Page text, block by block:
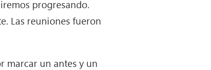
progresando.
Las reuniones fueron
marcar un antes y un